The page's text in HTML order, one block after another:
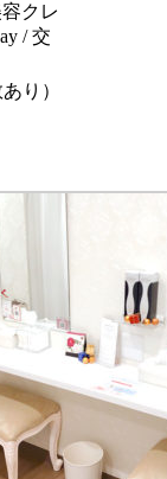
クレ
/交
り）